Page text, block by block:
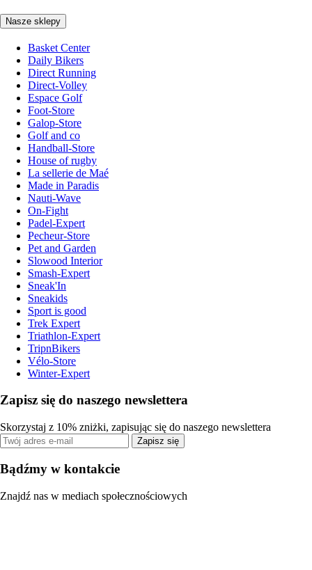
Nasze sklepy
Basket Center
Daily Bikers
Direct Running
Direct-Volley
Espace Golf
Foot-Store
Galop-Store
Golf and co
Handball-Store
House of rugby
La sellerie de Maé
Made in Paradis
Nauti-Wave
On-Fight
Padel-Expert
Pecheur-Store
Pet and Garden
Slowood Interior
Smash-Expert
Sneak'In
Sneakids
Sport is good
Trek Expert
Triathlon-Expert
TripnBikers
Vélo-Store
Winter-Expert
Zapisz się do naszego newslettera
Skorzystaj z 10% zniżki, zapisując się do naszego newslettera
Zapisz się
Bądźmy w kontakcie
Znajdź nas w mediach społecznościowych